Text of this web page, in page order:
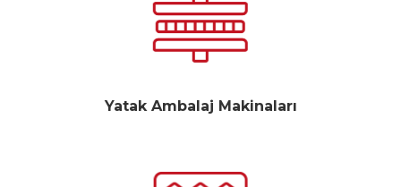
Yatak Ambalaj Makinaları